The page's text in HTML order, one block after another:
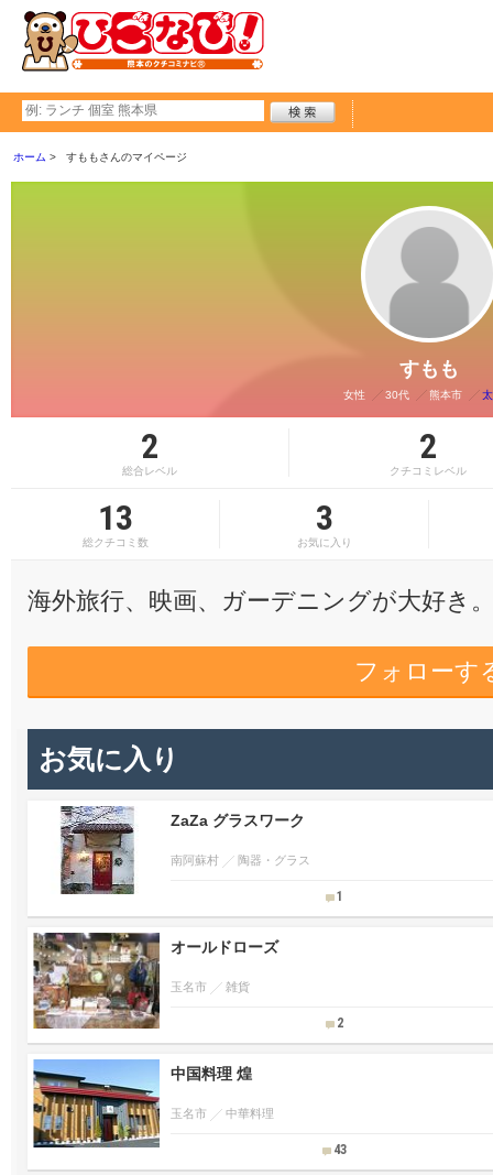
ホーム すももさんのマイページ
すもも
女性 30代 熊本市
2
総合レベル
2
クチコミレベル
13
総クチコミ数
3
お気に入り
海外旅行、映画、ガーデニングが大好き
フォローす
お気に入り
ZaZa グラスワーク
南阿蘇村 陶器・グラス
1
オールドローズ
玉名市 雑貨
2
中国料理 煌
玉名市 中華料理
43